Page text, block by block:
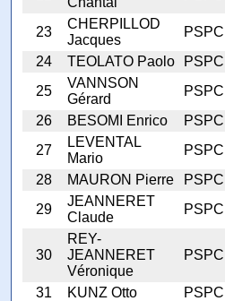
23
CHERPILLOD
Jacques
PSPC
24
TEOLATO Paolo PSPC
25
VANNSON
Gérard
PSPC
26
BESOMI Enrico PSPC
27
LEVENTAL
Mario
PSPC
28
MAURON Pierre PSPC
29
JEANNERET
Claude
PSPC
30
REY-
JEANNERET
Véronique
PSPC
31 KUNZ Otto PSPC